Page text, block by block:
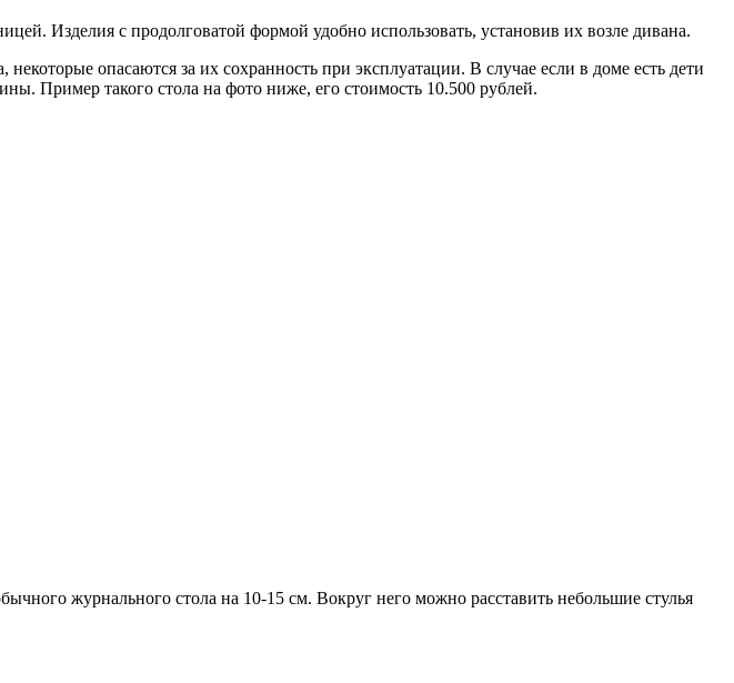
Изделия с продолговатой формой удобно использовать, установив их возле дивана.
опасаются за их сохранность при эксплуатации. В случае если в доме есть дети
Пример такого стола на фото ниже, его стоимость 10.500 рублей.
журнального стола на 10-15 см. Вокруг него можно расставить небольшие стулья